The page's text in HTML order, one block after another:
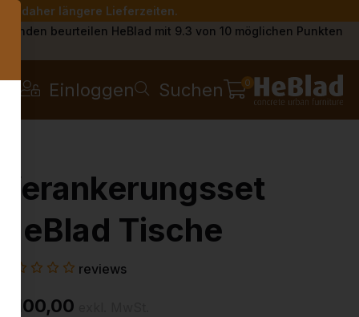
daher längere Lieferzeiten.
Kunden beurteilen HeBlad mit 9.3 von 10 möglichen Punkten
Einloggen Suchen 0
Tische
reviews
100,00